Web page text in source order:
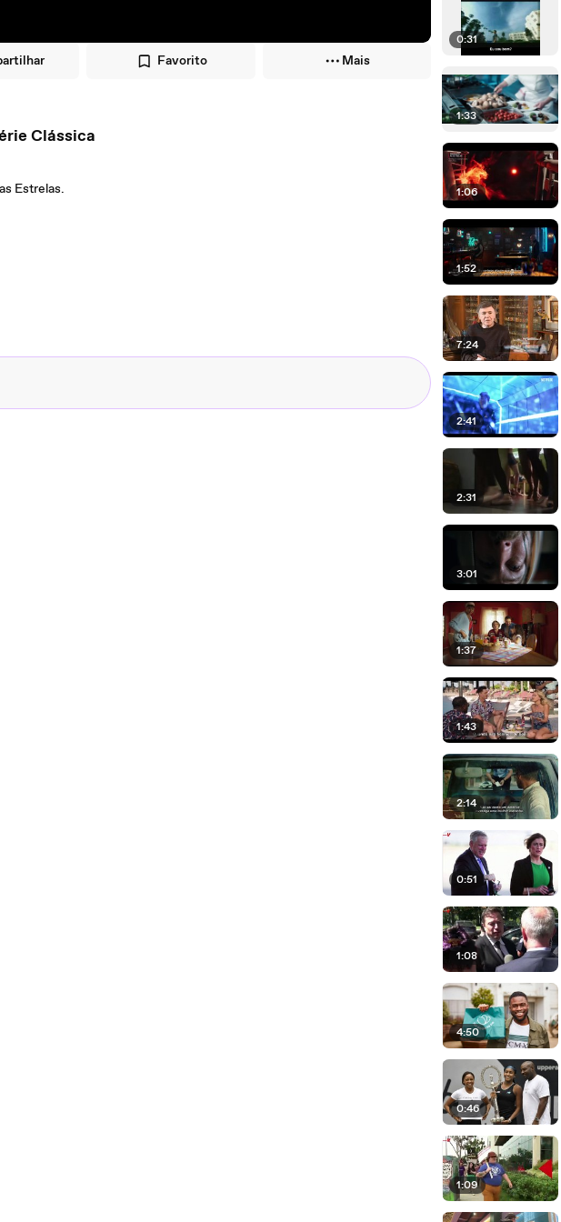
Favorito Mais
Clássica
Estrelas.
0:31
1:33
1:06
1:52
7:24
2:41
2:31
3:01
1:37
1:43
2:14
0:51
1:08
4:50
0:46
1:09